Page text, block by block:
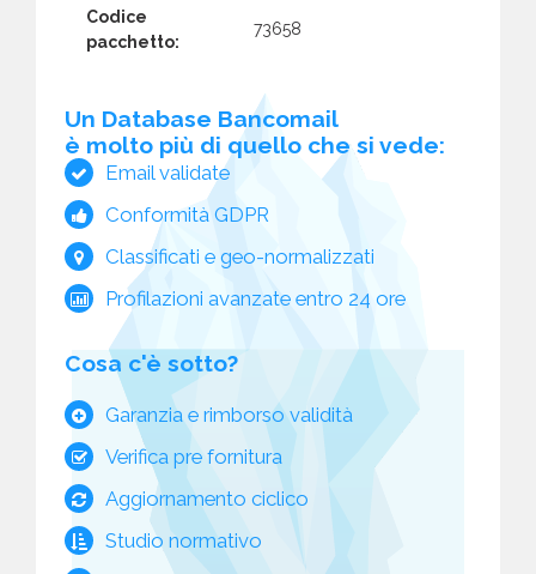
Codice
pacchetto:
73658
Un Database Bancomail
è molto più di quello che si vede:
Email validate
Conformità GDPR
Classificati e geo-normalizzati
Profilazioni avanzate entro 24 ore
Cosa c'è sotto?
Garanzia e rimborso validità
Verifica pre fornitura
Aggiornamento ciclico
Studio normativo